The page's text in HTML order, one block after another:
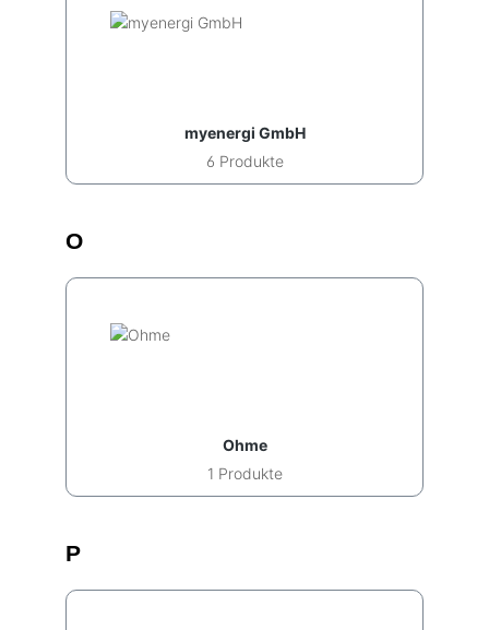
myenergi GmbH
6 Produkte
O
Ohme
1 Produkte
P